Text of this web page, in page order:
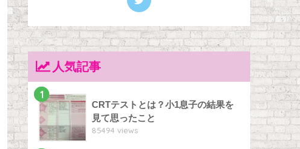
人気記事
1
CRTテストとは？小1息子の結果を
見て思ったこと
85494 views